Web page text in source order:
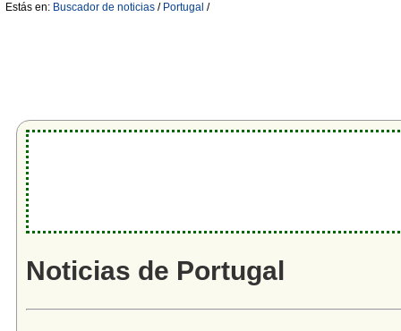
Estás en: Buscador de noticias / Portugal /
Noticias de Portugal